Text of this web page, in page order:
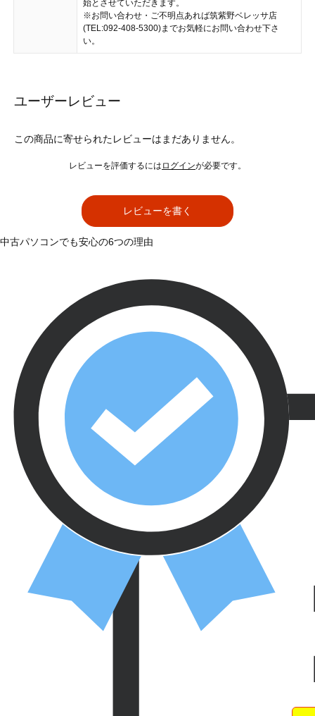
始とさせていただきます。
※お問い合わせ・ご不明点あれば筑紫野ベレッサ店
(TEL:092-408-5300)までお気軽にお問い合わせ下さ
い。
ユーザーレビュー
この商品に寄せられたレビューはまだありません。
レビューを評価するには ログインが必要です。
レビューを書く
中古パソコンでも安心の6つの理由